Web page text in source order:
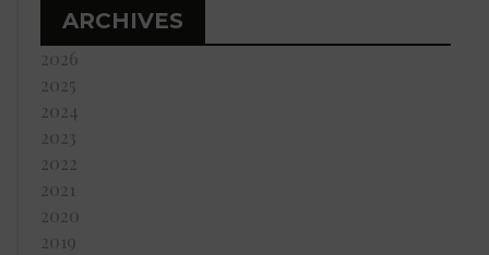
ARCHIVES
2026
2025
2024
2023
2022
2021
2020
2019